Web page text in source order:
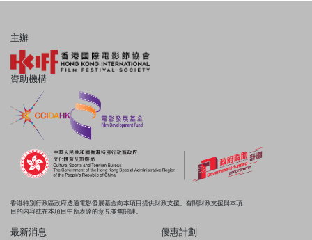
主辦
資助機構
香港特別行政區政府透過電影發展基金向本項目提供財政支援。有關財政支援與本項
目的內容或在本項目中所表達的意見並無關連。
最新消息 優惠計劃